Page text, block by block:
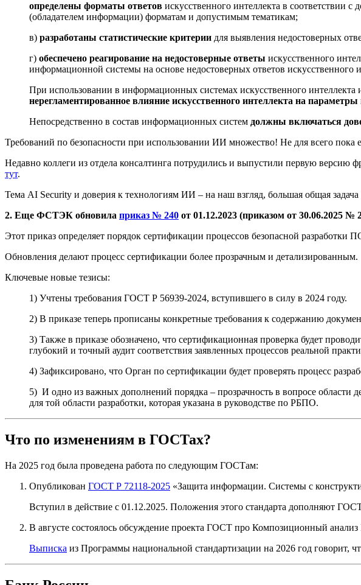
определены форматы ответов искусственного интеллекта в соответствии
(обладателем информации) форматам и допустимым тематикам;
в) разработаны статистические критерии для выявления недостоверных
г) обеспечено реагирование на недостоверные ответы искусственного
информационной системы на основе недостоверных ответов искусственного
При использовании в информационных системах искусственного интеллекта
нерегламентированное влияние искусственного интеллекта на
Непосредственно в состав информационных систем должны включаться
Требований по безопасности при использовании ИИ множество! Не для всего пока
Недавно коллеги из отдела консалтинга потрудились и выпустили первую
тут.
Тема AI Security и доверия к технологиям ИИ – на наш взгляд, большая общая
2. Еще ФСТЭК обновила приказ № 240 от 01.12.2023 (приказом от 30.06.2025 №
Этот приказ определяет порядок сертификации процессов безопасной разработки
Обновления делают процесс сертификации более прозрачным и детализированным.
Ключевые новые тезисы:
1) Учтены требования ГОСТ Р 56939-2024, вступившего в силу в 2024 году.
2) В приказе теперь прописаны конкретные требования к содержанию
3) Также в приказе обозначено, что сертификационная проверка будет
глубокий и точный аудит соответствия заявленных процессов реальной
4) Зафиксировано, что Орган по сертификации будет проверять процесс
5) И одно из важных дополнений порядка – прозрачность в вопросе области
для той области разработки, которая указана в руководстве по РБПО.
Что по изменениям в ГОСТах?
На 2025 год была проведена работа по следующим ГОСТам:
Опубликован ГОСТ Р 72118-2025 «Защита информации. Системы с
Вступил в действие с 01.12.2025. Положения этого стандарта дополняют
В августе состоялось обсуждение проекта ГОСТ про Композиционный
Выписка из Программы национальной стандартизации на 2026 год говорит,